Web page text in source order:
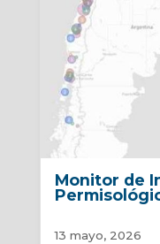
Monitor de
13 mayo, 2026